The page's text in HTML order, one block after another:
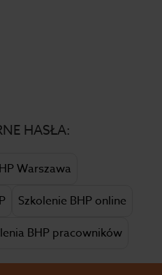
HASŁA:
Warszawa
Szkolenie BHP online
BHP pracowników